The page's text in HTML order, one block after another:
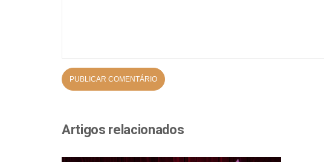
Artigos relacionados